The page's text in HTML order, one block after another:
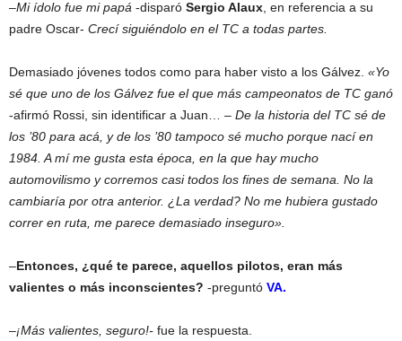
–Mi ídolo fue mi papá -disparó Sergio Alaux , en referencia a su
padre Oscar- Crecí siguiéndolo en el TC a todas partes.
Demasiado jóvenes todos como para haber visto a los Gálvez. «Yo
sé que uno de los Gálvez fue el que más campeonatos de TC ganó
-afirmó Rossi, sin identificar a Juan… – De la historia del TC sé de
los ’80 para acá, y de los ’80 tampoco sé mucho porque nací en
1984. A mí me gusta esta época, en la que hay mucho
automovilismo y corremos casi todos los fines de semana. No la
cambiaría por otra anterior. ¿La verdad? No me hubiera gustado
correr en ruta, me parece demasiado inseguro».
–Entonces, ¿qué te parece, aquellos pilotos, eran más
valientes o más inconscientes? -preguntó VA.
–¡Más valientes, seguro!- fue la respuesta.